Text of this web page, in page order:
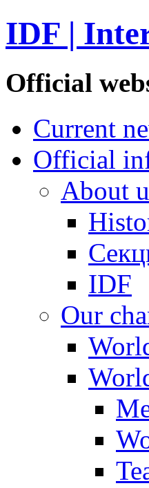
IDF |
Official
Current
Official
About
IDF
Our